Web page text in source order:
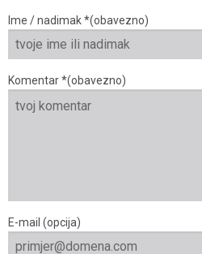
Ime / nadimak *(obavezno)
Komentar *(obavezno)
E-mail (opcija)